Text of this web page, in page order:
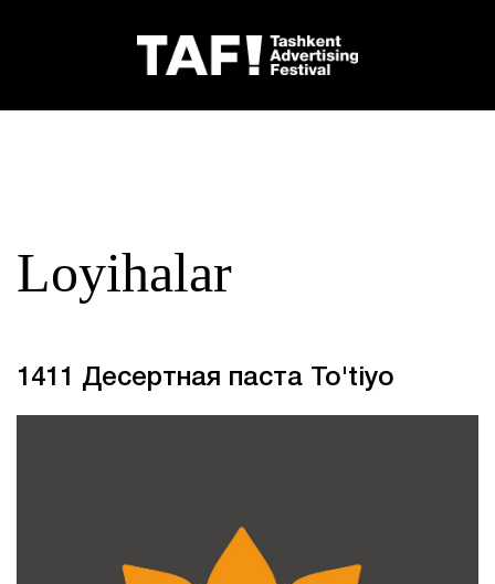
Loyihalar
1411 Десертная паста To'tiyo